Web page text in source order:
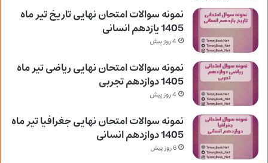
نمونه سوالات امتحان نهایی تاریخ تیر ماه
1405 یازدهم انسانی
4 روز پیش
نمونه سوالات امتحان نهایی ریاضی تیر ماه
1405 دوازدهم تجربی
4 روز پیش
نمونه سوالات امتحان نهایی جغرافیا تیر ماه
1405 دوازدهم انسانی
6 روز پیش